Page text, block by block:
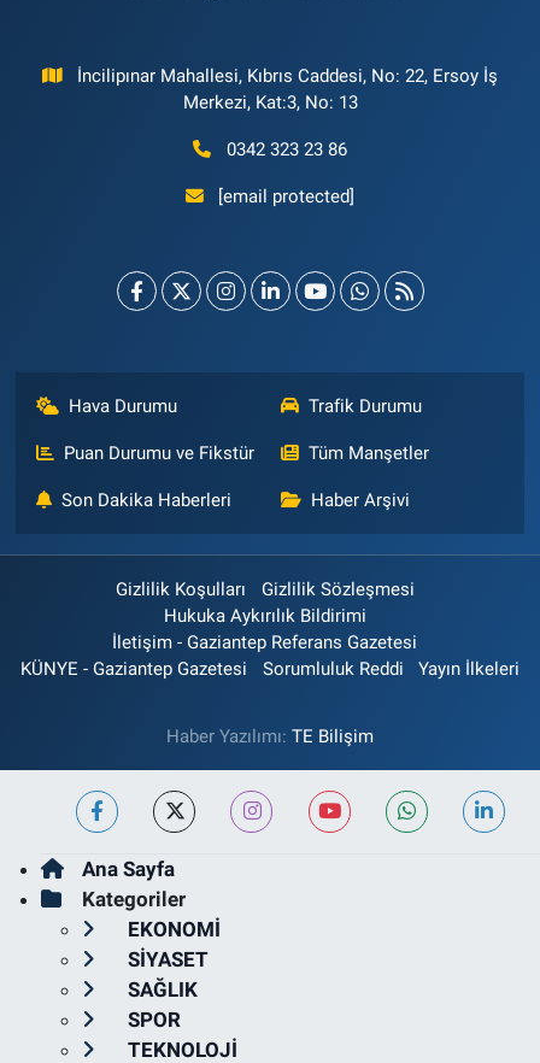
İncilipınar Mahallesi, Kıbrıs Caddesi, No: 22, Ersoy İş
Merkezi, Kat:3, No: 13
0342 323 23 86
[email protected]
Hava Durumu Trafik Durumu
Puan Durumu ve Fikstür Tüm Manşetler
Son Dakika Haberleri Haber Arşivi
Gizlilik Koşulları
Gizlilik Sözleşmesi
Hukuka Aykırılık Bildirimi
İletişim - Gaziantep Referans Gazetesi
KÜNYE - Gaziantep Gazetesi
Sorumluluk Reddi Yayın İlkeleri
Haber Yazılımı: TE Bilişim
Ana Sayfa
Kategoriler
EKONOMİ
SİYASET
SAĞLIK
SPOR
TEKNOLOJİ